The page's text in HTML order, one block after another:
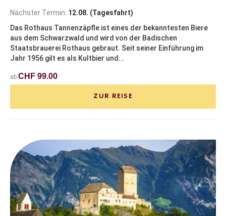
Nächster Termin: 12.08. (Tagesfahrt)
Das Rothaus Tannenzäpfle ist eines der bekanntesten Biere
aus dem Schwarzwald und wird von der Badischen
Staatsbrauerei Rothaus gebraut. Seit seiner Einführung im
Jahr 1956 gilt es als Kultbier und...
ab CHF 99.00
ZUR REISE